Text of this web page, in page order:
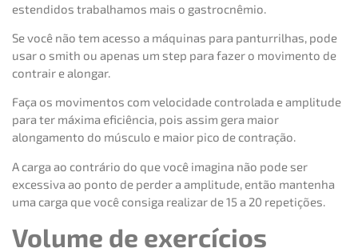
estendidos trabalhamos mais o gastrocnêmio.
Se você não tem acesso a máquinas para panturrilhas, pode
usar o smith ou apenas um step para fazer o movimento de
contrair e alongar.
Faça os movimentos com velocidade controlada e amplitude
para ter máxima eficiência, pois assim gera maior
alongamento do músculo e maior pico de contração.
A carga ao contrário do que você imagina não pode ser
excessiva ao ponto de perder a amplitude, então mantenha
uma carga que você consiga realizar de 15 a 20 repetições.
Volume de exercícios